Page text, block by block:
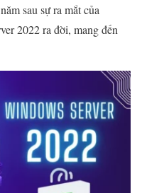
sau sự ra mắt của
2022 ra đời, mang đến